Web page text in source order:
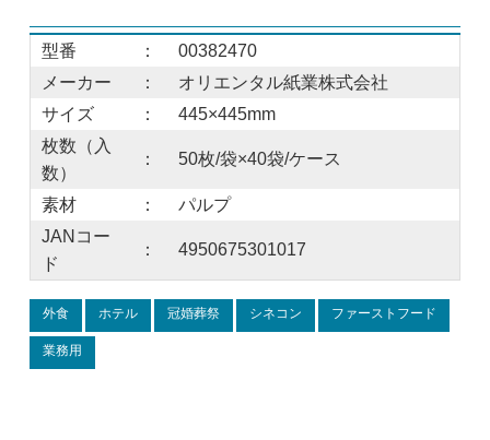
型番 ：
00382470
メーカー
：
オリエンタル紙業株式会社
サイズ
：
445×445mm
枚数（入
数）
： 50枚/袋×40袋/ケース
素材 ：
パルプ
JANコー
ド
： 4950675301017
外食 ホテル 冠婚葬祭 シネコン ファーストフード
業務用